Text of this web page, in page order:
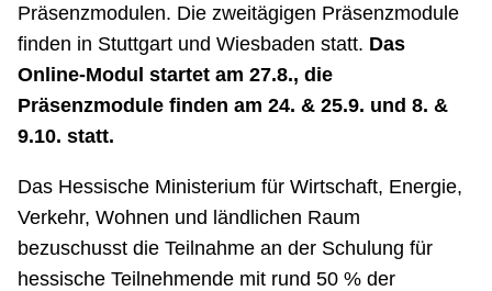
Präsenzmodulen. Die zweitägigen Präsenzmodule
finden in Stuttgart und Wiesbaden statt. Das
Online-Modul startet am 27.8., die
Präsenzmodule finden am 24. & 25.9. und 8. &
9.10. statt.
Das Hessische Ministerium für Wirtschaft, Energie,
Verkehr, Wohnen und ländlichen Raum
bezuschusst die Teilnahme an der Schulung für
hessische Teilnehmende mit rund 50 % der